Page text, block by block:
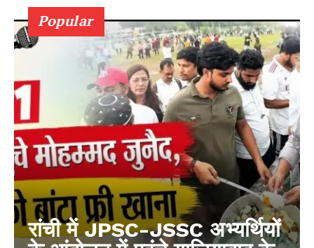
Popular
रांची में JPSC-JSSC अभ्यर्थियों